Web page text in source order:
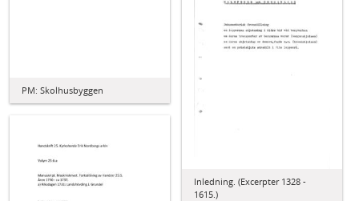
PM: Skolhusbyggen
Inledning. (Excerpter 1328 -
1615.)